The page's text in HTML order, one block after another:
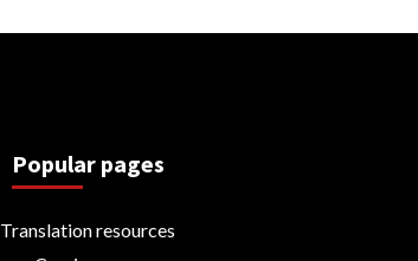
Popular pages
Translation resources